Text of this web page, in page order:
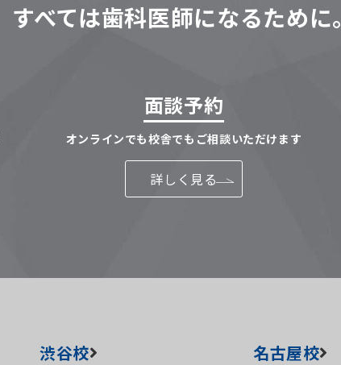
すべては歯科医師になるために。
面談予約
オンラインでも校舎でもご相談いただけます
詳しく見る
渋谷校 名古屋校